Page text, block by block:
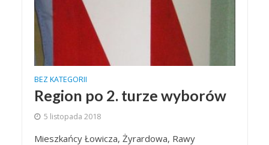
BEZ KATEGORII
Region po 2. turze wyborów
5 listopada 2018
Mieszkańcy Łowicza, Żyrardowa, Rawy